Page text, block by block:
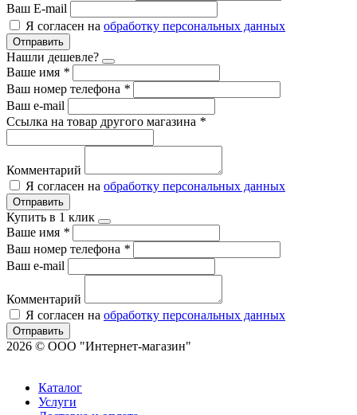
Ваш E-mail
Я согласен на обработку персональных данных
Отправить
Нашли дешевле?
Ваше имя *
Ваш номер телефона *
Ваш e-mail
Ссылка на товар другого магазина *
Комментарий
Я согласен на обработку персональных данных
Отправить
Купить в 1 клик
Ваше имя *
Ваш номер телефона *
Ваш e-mail
Комментарий
Я согласен на обработку персональных данных
Отправить
2026 © ООО "Интернет-магазин"
Каталог
Услуги